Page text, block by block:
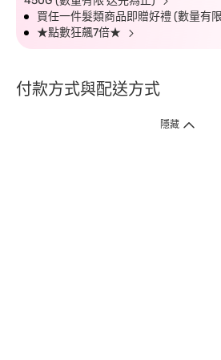
買任一件髮類商品即贈好禮 (數量有
★點數狂飆7倍★
付款方式與配送方式
隱藏